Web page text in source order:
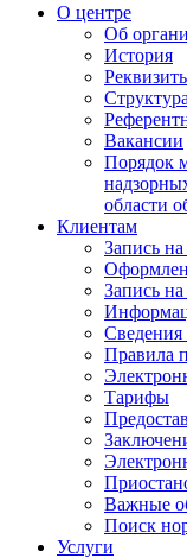
О центре
Об
История
Вакансии
Порядок
области
Клиентам
Запись
Запись
Сведения
Правила
Тарифы
Важные
Поиск
Услуги